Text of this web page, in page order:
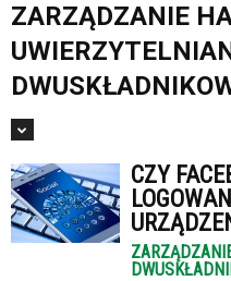
ZARZĄDZANIE
CZY